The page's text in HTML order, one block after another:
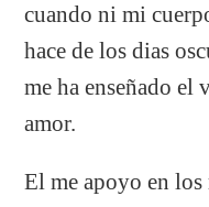
cuando ni mi
hace de los dias
me ha enseñado el
amor.
El me apoyo en